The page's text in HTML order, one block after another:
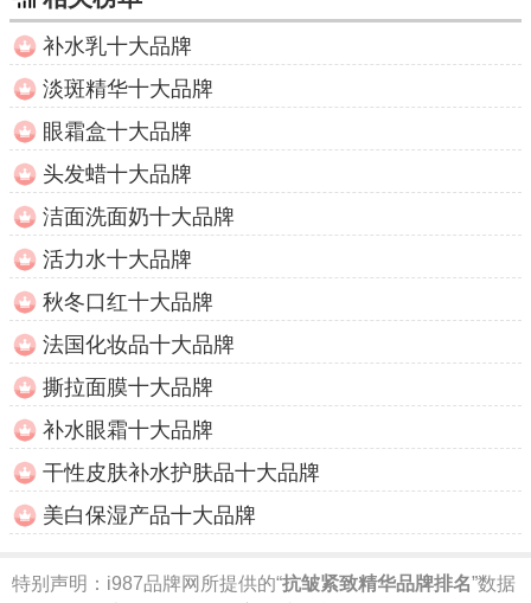
补水乳十大品牌
淡斑精华十大品牌
眼霜盒十大品牌
头发蜡十大品牌
洁面洗面奶十大品牌
活力水十大品牌
秋冬口红十大品牌
法国化妆品十大品牌
撕拉面膜十大品牌
补水眼霜十大品牌
干性皮肤补水护肤品十大品牌
美白保湿产品十大品牌
特别声明： i987品牌网所提供的“抗皱紧致精华品牌排名”数据